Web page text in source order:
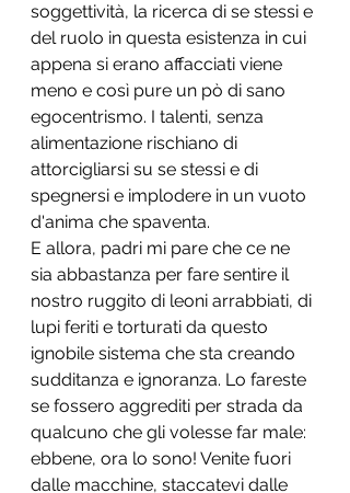
soggettività, la ricerca di se stessi e
del ruolo in questa esistenza in cui
appena si erano affacciati viene
meno e così pure un pò di sano
egocentrismo. I talenti, senza
alimentazione rischiano di
attorcigliarsi su se stessi e di
spegnersi e implodere in un vuoto
d'anima che spaventa.
E allora, padri mi pare che ce ne
sia abbastanza per fare sentire il
nostro ruggito di leoni arrabbiati, di
lupi feriti e torturati da questo
ignobile sistema che sta creando
sudditanza e ignoranza. Lo fareste
se fossero aggrediti per strada da
qualcuno che gli volesse far male:
ebbene, ora lo sono! Venite fuori
dalle macchine, staccatevi dalle